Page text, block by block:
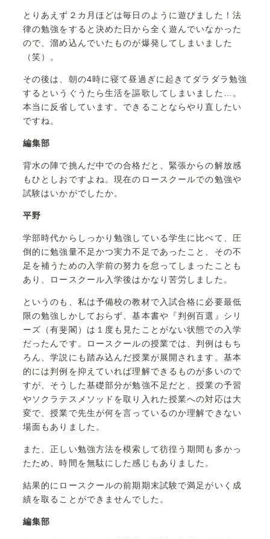
とりあえず２カ月ほどは毎日のように遊びました！法
律の勉強をすると決めた日から全く遊んでいなかった
ので、溜め込んでいたものが爆発してしまいました
（笑）。
その後は、朝の4時に寝て昼過ぎに起きてダラダラ勉強
するというぐうたら生活を謳歌してしまいました…。
本当に反省しています。できることならやり直したい
ですね。
編集部
背水の陣で挑んだ中での合格だと、緊張からの解放感
もひとしおですよね。現在のロースクールでの勉強や
試験はいかがでしたか。
平野
学部時代からしっかり勉強している学生に比べて、圧
倒的に勉強量不足かつ実力不足であったこと、その不
足を補うための入学前の努力を怠ってしまったことも
あり、ロースクール入学後はかなり苦労しました。
というのも、私は予備校の教材で入試合格に必要最低
限の勉強しかしておらず、基本書や『判例百選』シリ
ーズ（有斐閣）は１度も見たことがない状態での入学
だったんです。ロースクールの授業では、判例はもち
ろん、学説にも踏み込んだ授業が展開されます。基本
的には判例を抑えていれば理解できるものが多いので
すが、そうした基礎部分が勉強不足だと、授業の予習
やソクラテスメソッドを取り入れた授業への対応は大
変で、授業で先生が何を言っているのか理解できない
場面もありました。
また、正しい勉強方法を模索して彷徨う期間も多かっ
たため、時間を無駄にした感じもありました。
結果的にロースクールの前期期末試験で満足がいく成
績を取ることができませんでした。
編集部